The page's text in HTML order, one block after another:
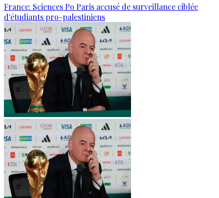
France: Sciences Po Paris accusé de surveillance ciblée
d'étudiants pro-palestiniens